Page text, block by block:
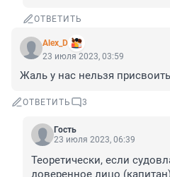
ОТВЕТИТЬ
Alex_D
23 июля 2023, 03:59
Жаль у нас нельзя
ОТВЕТИТЬ 3
Гость
23 июля 2023, 06:39
Теоретически, если
доверенное лицо